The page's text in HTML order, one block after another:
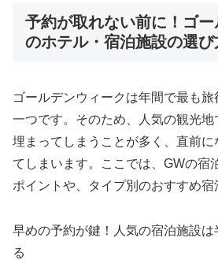
予約が取れない前に！ゴ
のホテル・宿泊施設の選び
ゴールデンウィークは年間で最も
一つです。そのため、人気の観光
埋まってしまうことが多く、直前
てしまいます。ここでは、GWの宿
ポイントや、タイプ別のおすすめ宿
早めの予約が鍵！人気の宿泊施設
る